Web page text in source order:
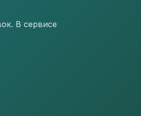
В сервисе